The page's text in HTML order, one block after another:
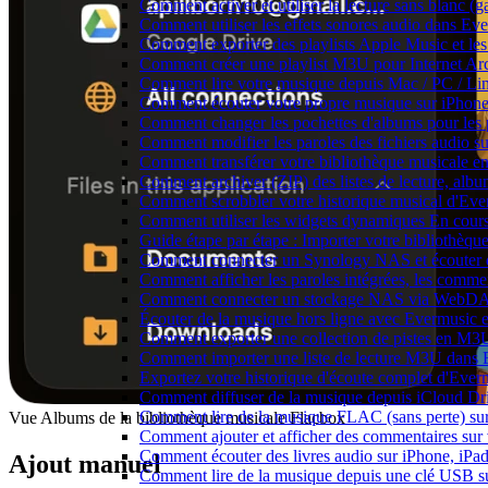
Comment activer et utiliser la lecture sans blanc
Comment utiliser les effets sonores audio dans
Comment exporter des playlists Apple Music et
Comment créer une playlist M3U pour Internet
Comment lire votre musique depuis Mac / PC /
Comment écouter votre propre musique sur
Comment changer les pochettes d'albums pour
Comment modifier les paroles des fichiers audio
Comment transférer votre bibliothèque musicale
Comment archiver (ZIP) des listes de lecture,
Comment scrobbler votre historique musical
Comment utiliser les widgets dynamiques En
Guide étape par étape : Importer votre
Comment connecter un Synology NAS et
Comment afficher les paroles intégrées, les
Comment connecter un stockage NAS via
Écouter de la musique hors ligne avec
Comment exporter une collection de pistes en
Comment importer une liste de lecture M3U dans
Exportez votre historique d'écoute complet
Comment diffuser de la musique depuis iCloud
Comment lire de la musique FLAC (sans perte)
Comment ajouter et afficher des commentaires
Comment écouter des livres audio sur iPhone,
Comment lire de la musique depuis une clé USB
Vue Albums de la bibliothèque musicale Flacbox
Ajout manuel